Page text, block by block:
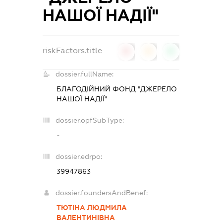
НАШОЇ НАДІЇ"
riskFactors.title
dossier.fullName:
БЛАГОДІЙНИЙ ФОНД "ДЖЕРЕЛО
НАШОЇ НАДІЇ"
dossier.opfSubType:
-
dossier.edrpo:
39947863
dossier.foundersAndBenef:
ТЮТІНА ЛЮДМИЛА
ВАЛЕНТИНІВНА